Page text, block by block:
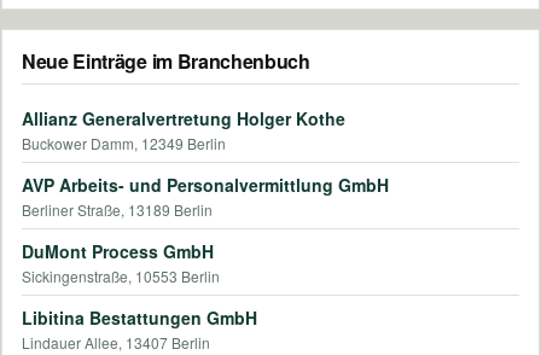
Neue Einträge im Branchenbuch
Allianz Generalvertretung Holger Kothe
Buckower Damm, 12349 Berlin
AVP Arbeits- und Personalvermittlung GmbH
Berliner Straße, 13189 Berlin
DuMont Process GmbH
Sickingenstraße, 10553 Berlin
Libitina Bestattungen GmbH
Lindauer Allee, 13407 Berlin